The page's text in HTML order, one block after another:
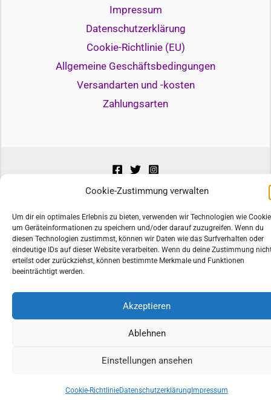
Cookie-Zustimmung verwalten
Um dir ein optimales Erlebnis zu bieten, verwenden wir Technologien wie
um Geräteinformationen zu speichern und/oder darauf zuzugreifen. Wenn du
diesen Technologien zustimmst, können wir Daten wie das Surfverhalten oder
eindeutige IDs auf dieser Website verarbeiten. Wenn du deine Zustimmung
erteilst oder zurückziehst, können bestimmte Merkmale und Funktionen
beeinträchtigt werden.
Akzeptieren
Ablehnen
Einstellungen ansehen
Cookie-RichtlinieDatenschutzerklärung Impressum
Impressum
Datenschutzerklärung
Cookie-Richtlinie (EU)
Allgemeine Geschäftsbedingungen
Versandarten und -kosten
Zahlungsarten
Copyright © 2026 by TopCD24 |
*) als Affiliate-Link gekennzeichnet
Alle Preise inkl. der gesetzlichen MwSt.
Die durchgestrichenen Preise entsprechen dem bisherigen Preis in
diesem Online-Shop.